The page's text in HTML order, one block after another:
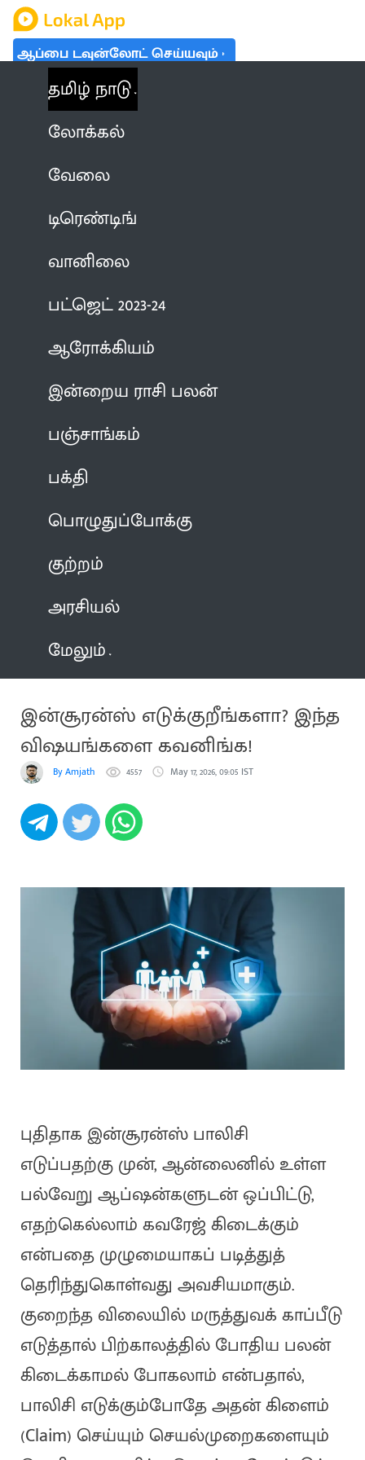
ஆப்பை டவுன்லோட் செய்யவும்
தமிழ் நாடு
லோக்கல்
வேலை
டிரெண்டிங்
வானிலை
பட்ஜெட் 2023-24
ஆரோக்கியம்
இன்றைய ராசி பலன்
பஞ்சாங்கம்
பக்தி
பொழுதுப்போக்கு
குற்றம்
அரசியல்
மேலும்
இன்சூரன்ஸ் எடுக்குறீங்களா? இந்த
விஷயங்களை கவனிங்க!
By Amjath 4557 May 17, 2026, 09:05 IST
புதிதாக இன்சூரன்ஸ் பாலிசி
எடுப்பதற்கு முன், ஆன்லைனில் உள்ள
பல்வேறு ஆப்ஷன்களுடன் ஒப்பிட்டு,
எதற்கெல்லாம் கவரேஜ் கிடைக்கும்
என்பதை முழுமையாகப் படித்துத்
தெரிந்துகொள்வது அவசியமாகும்.
குறைந்த விலையில் மருத்துவக் காப்பீடு
எடுத்தால் பிற்காலத்தில் போதிய பலன்
கிடைக்காமல் போகலாம் என்பதால்,
பாலிசி எடுக்கும்போதே அதன் கிளைம்
(Claim) செய்யும் செயல்முறைகளையும்